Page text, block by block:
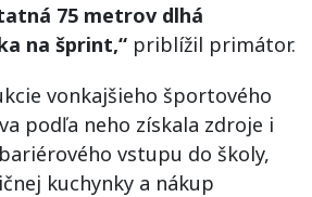
75 metrov dlhá
na šprint,“ priblížil primátor.
vonkajšieho športového
podľa neho získala zdroje i
vstupu do školy,
kuchynky a nákup